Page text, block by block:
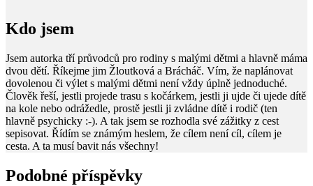
Kdo jsem
Jsem autorka tří průvodců pro rodiny s malými dětmi a hlavně máma
dvou dětí. Říkejme jim Žloutková a Brácháč. Vím, že naplánovat
dovolenou či výlet s malými dětmi není vždy úplně jednoduché.
Člověk řeší, jestli projede trasu s kočárkem, jestli ji ujde či ujede dítě
na kole nebo odrážedle, prostě jestli ji zvládne dítě i rodič (ten
hlavně psychicky :-). A tak jsem se rozhodla své zážitky z cest
sepisovat. Řídím se známým heslem, že cílem není cíl, cílem je
cesta. A ta musí bavit nás všechny!
Podobné příspěvky